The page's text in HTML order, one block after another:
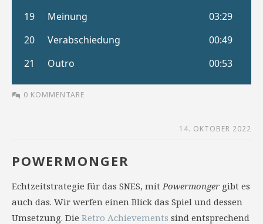
0 KOMMENTARE
14. OKTOBER 2022
POWERMONGER
Echtzeitstrategie für das SNES, mitPowermonger gibt es
auch das. Wir werfen einen Blick das Spiel und dessen
Umsetzung. Die Retro Achievements sind entsprechend